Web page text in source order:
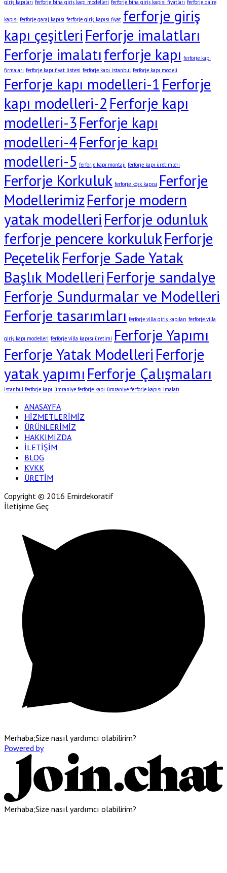
giriş kapıları ferforje bina giriş kapı modelleri ferforje bina giriş kapısı fiyatları ferforje daire
kapısı ferforje garaj kapısı ferforje giriş kapısı fiyat ferforje giriş
kapı çeşitleri Ferforje imalatları
Ferforje imalatıferforje kapı ferforje kapı
firmaları ferforje kapı fiyat listesi ferforje kapı istanbul ferforje kapı modeli
Ferforje kapı modelleri-1 Ferforje
kapı modelleri-2 Ferforje kapı
modelleri-3Ferforje kapı
modelleri-4Ferforje kapı
modelleri-5 ferforje kapı montajı ferforje kapı üretimleri
Ferforje Korkuluk ferforje köşk kapısı Ferforje
ModellerimizFerforje modern
yatak modelleri Ferforje odunluk
ferforje pencere korkulukFerforje
PeçetelikFerforje Sade Yatak
Başlık Modelleri Ferforje sandalye
Ferforje Sundurmalar ve Modelleri
Ferforje tasarımları ferforje villa giriş kapıları ferforje villa
giriş kapı modelleri ferforje villa kapısı üretimi Ferforje Yapımı
Ferforje Yatak Modelleri Ferforje
yatak yapımı Ferforje Çalışmaları
istanbul ferforje kapı ümraniye ferforje kapı ümraniye ferforje kapısı imalatı
ANASAYFA
HİZMETLERİMİZ
ÜRÜNLERİMİZ
HAKKIMIZDA
İLETİŞİM
BLOG
KVKK
ÜRETİM
Copyright © 2016 Emirdekoratif
İletişime Geç
Merhaba;Size nasıl yardımcı olabilirim?
Powered by
Merhaba;Size nasıl yardımcı olabilirim?